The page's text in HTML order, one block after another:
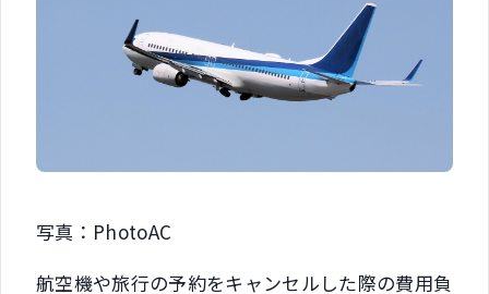
写真：PhotoAC
航空機や旅行の予約をキャンセルした際の費用負